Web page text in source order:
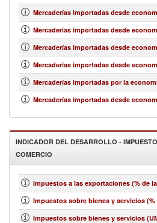
Mercaderías importadas desde
Mercaderías importadas desde
Mercaderías importadas desde
Mercaderías importadas desde
Mercaderías importadas por la
Mercaderías importadas desde
INDICADOR DEL DESARROLLO -
COMERCIO
Impuestos a las exportaciones (% de
Impuestos sobre bienes y servicios
Impuestos sobre bienes y servicios